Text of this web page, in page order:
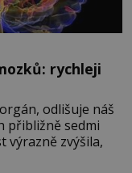
rychleji
odlišuje náš
přibližně sedmi
výrazně zvýšila,